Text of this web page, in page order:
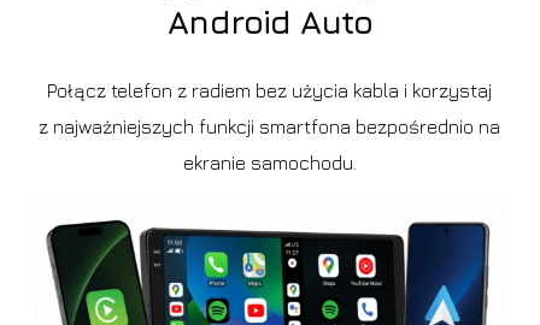
Android Auto
Połącz telefon z radiem bez użycia kabla i korzystaj
z najważniejszych funkcji smartfona bezpośrednio na
ekranie samochodu.